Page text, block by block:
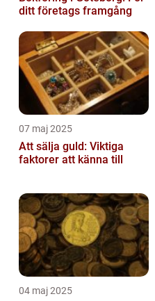
ditt företags framgång
07 maj 2025
Att sälja guld: Viktiga
faktorer att känna till
04 maj 2025